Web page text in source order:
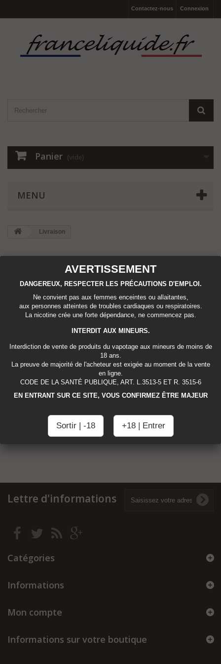
Connexion
Contactez-nous
Panier (vide)
MENU
Livraison
Expéditions et retours
Expédition de votre colis
Pour toutes commandes passées avant 11 heures, expédition le jour
même. Délai de livraison 2/3 Jours ouvrés.
Les colis sont expédiés via la poste avec un numéro de suivi et remis
sans signature, nous vous envoyons un lien pour suivre votre colis en
Les frais d'expédition incluent les frais de préparation et d'emballage
ainsi que les frais de port. Les frais de préparation sont fixes, tandis
que les frais de transport varient selon le poids total du colis. Nous
vous recommandons de regrouper tous vos articles dans une seule
commande. Nous ne pouvons regrouper deux commandes placées
séparément et des frais d'expédition s'appliquent à chacune d'entre
particulière est portée aux objets fragiles.
Les dimensions des boîtes sont appropriées et vos articles sont
Lettre d'informations
Catégories
Informations
Mon compte
Informations sur votre boutique
AVERTISSEMENT
DANGEREUX, RESPECTER LES PRÉCAUTIONS D'EMPLOI.
Ne convient pas aux femmes enceintes ou allaitantes,
aux personnes atteintes de troubles cardiaques ou respiratoires.
La nicotine crée une forte dépendance, ne commencez pas.
INTERDIT AUX MINEURS.
Interdiction de vente de produits du vapotage aux mineurs de moins de
18 ans.
La preuve de majorité de l'acheteur est exigée au moment de la vente
en ligne.
CODE DE LA SANTÉ PUBLIQUE, ART. L.3513-5 ET R. 3515-6
EN ENTRANT SUR CE SITE, VOUS CONFIRMEZ ÊTRE MAJEUR
Sortir | -18 +18 | Entrer